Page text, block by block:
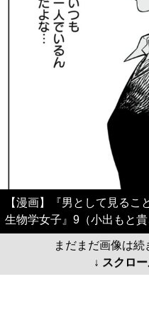
【漫画】『男として見るこ
生物学女子』9（小出もと貴
まだまだ画像は続
↓ スクロ